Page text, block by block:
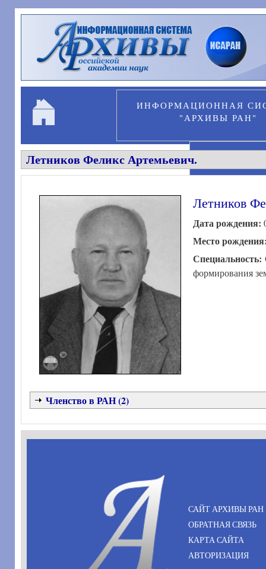
Перейти к основному содержанию
ИНФОРМАЦИОННАЯ
"АРХИВЫ РАН"
Летников Феликс Артемьевич.
Летников
Дата рождения:
Место
Специальность:
формирования
Членство в РАН (2)
САЙТ АРХИВЫ РАН
ОБРАТНАЯ СВЯЗЬ
КАРТА САЙТА
АВТОРИЗАЦИЯ